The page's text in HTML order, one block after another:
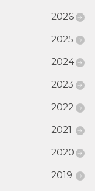
2026
2025
2024
2023
2022
2021
2020
2019